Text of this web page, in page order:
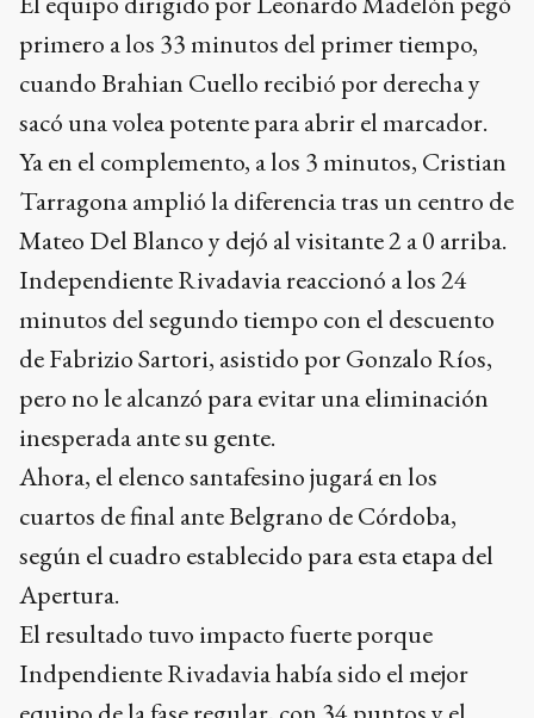
primero a los 33 minutos del primer tiempo,
cuando Brahian Cuello recibió por derecha y
sacó una volea potente para abrir el marcador.
Ya en el complemento, a los 3 minutos, Cristian
Tarragona amplió la diferencia tras un centro de
Mateo Del Blanco y dejó al visitante 2 a 0 arriba.
Independiente Rivadavia reaccionó a los 24
minutos del segundo tiempo con el descuento
de Fabrizio Sartori, asistido por Gonzalo Ríos,
pero no le alcanzó para evitar una eliminación
inesperada ante su gente.
Ahora, el elenco santafesino jugará en los
cuartos de final ante Belgrano de Córdoba,
según el cuadro establecido para esta etapa del
Apertura.
El resultado tuvo impacto fuerte porque
Indpendiente Rivadavia había sido el mejor